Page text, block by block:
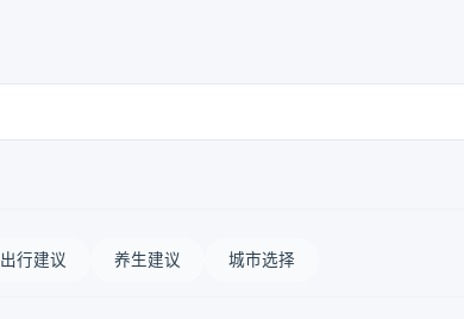
出行建议 养生建议 城市选择